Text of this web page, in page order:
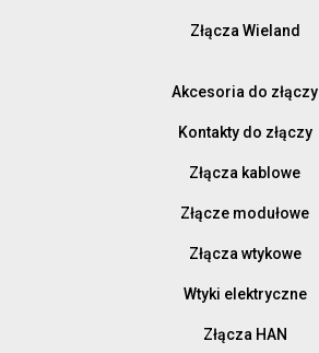
Złącza Wieland
Akcesoria do złączy
Kontakty do złączy
Złącza kablowe
Złącze modułowe
Złącza wtykowe
Wtyki elektryczne
Złącza HAN